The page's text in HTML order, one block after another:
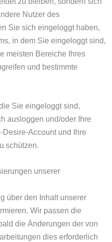
Nutzer des
Sie sich eingeloggt haben,
in dem Sie eingeloggt sind,
meisten Bereiche Ihres
und bestimmte
Sie eingeloggt sind,
ausloggen und/oder Ihre
Account und Ihre
schützen.
unserer
über den Inhalt unserer
Wir passen die
die Änderungen der von
dies erforderlich